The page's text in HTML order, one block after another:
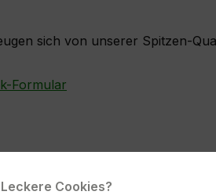
sich von unserer Spitzen-
Formular
Leckere Cookies?